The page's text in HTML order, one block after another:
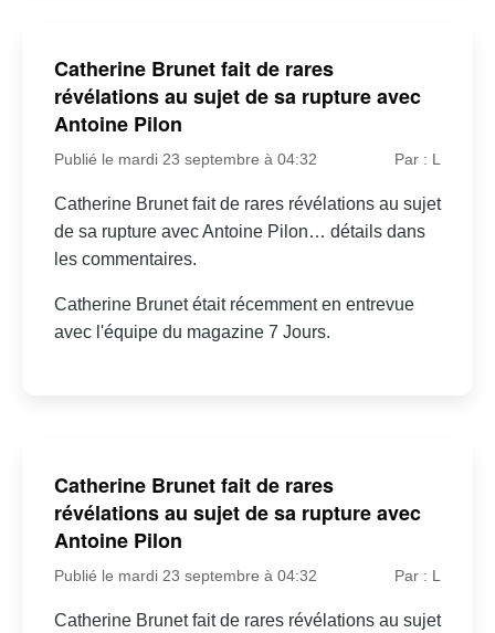
Catherine Brunet fait de rares
révélations au sujet de sa rupture avec
Antoine Pilon
Publié le mardi 23 septembre à 04:32 Par : L
Catherine Brunet fait de rares révélations au sujet
de sa rupture avec Antoine Pilon… détails dans
les commentaires.
Catherine Brunet était récemment en entrevue
avec l'équipe du magazine 7 Jours.
Catherine Brunet fait de rares
révélations au sujet de sa rupture avec
Antoine Pilon
Publié le mardi 23 septembre à 04:32 Par : L
Catherine Brunet fait de rares révélations au sujet